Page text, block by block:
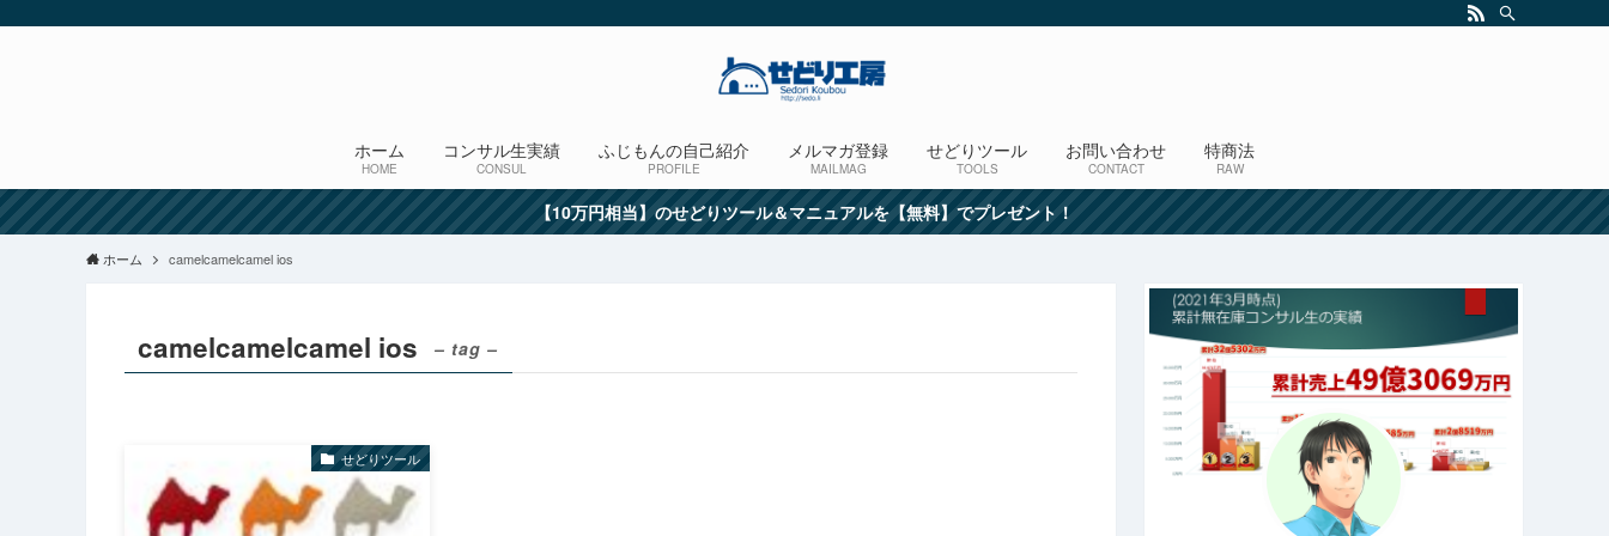
ホーム
HOME
コンサル生実績
CONSUL
ふじもんの自己紹介
PROFILE
メルマガ登録
MAILMAG
せどりツール
TOOLS
お問い合わせ
CONTACT
特商法
RAW
【10万円相当】のせどりツール＆マニュアルを【無料】でプレゼント！
ホーム camelcamelcamel ios
camelcamelcamel ios – tag –
せどりツール